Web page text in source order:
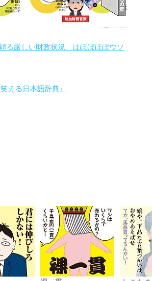
る厳しい財政状況」はほぼほぼウソ
える日本語辞典』